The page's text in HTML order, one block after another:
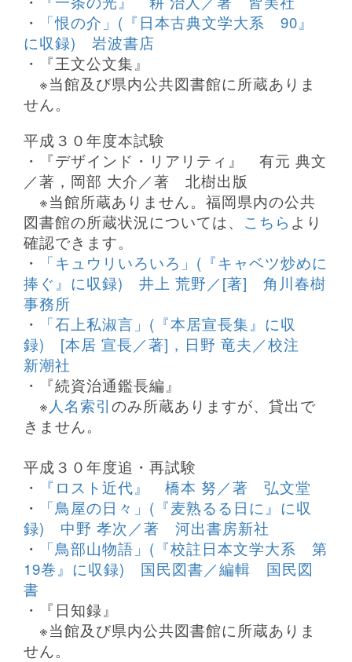
・
「恨の介」(『日本古典文学大系 90』
に収録) 岩波書店
・『王文公文集』
※当館及び県内公共図書館に所蔵ありま
せん。
平成３０年度本試験
・『デザインド・リアリティ』 有元 典文
／著，岡部 大介／著 北樹出版
※当館所蔵ありません。福岡県内の公共
図書館の所蔵状況については、 こちら より
確認できます。
・
「キュウリいろいろ」(『キャベツ炒めに
捧ぐ』に収録) 井上 荒野／[著] 角川春樹
事務所
・
「石上私淑言」(『本居宣長集』に収
録) [本居 宣長／著]，日野 竜夫／校注
新潮社
・『続資治通鑑長編』
※人名索引のみ所蔵ありますが、貸出で
きません。
平成３０年度追・再試験
・
『ロスト近代』 橋本 努／著 弘文堂
・
「鳥屋の日々」(『麦熟るる日に』に収
録) 中野 孝次／著 河出書房新社
・
「鳥部山物語」(『校註日本文学大系 第
19巻』に収録) 国民図書／編輯 国民図
書
・『日知録』
※当館及び県内公共図書館に所蔵ありま
せん。